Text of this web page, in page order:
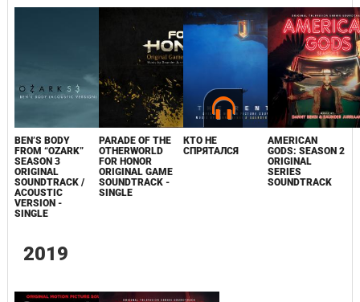
BEN’S BODY
FROM “OZARK”
SEASON 3
ORIGINAL
SOUNDTRACK /
ACOUSTIC
VERSION -
SINGLE
PARADE OF THE
OTHERWORLD
FOR HONOR
ORIGINAL GAME
SOUNDTRACK -
SINGLE
КТО НЕ
СПРЯТАЛСЯ
AMERICAN
GODS: SEASON 2
ORIGINAL
SERIES
SOUNDTRACK
2019